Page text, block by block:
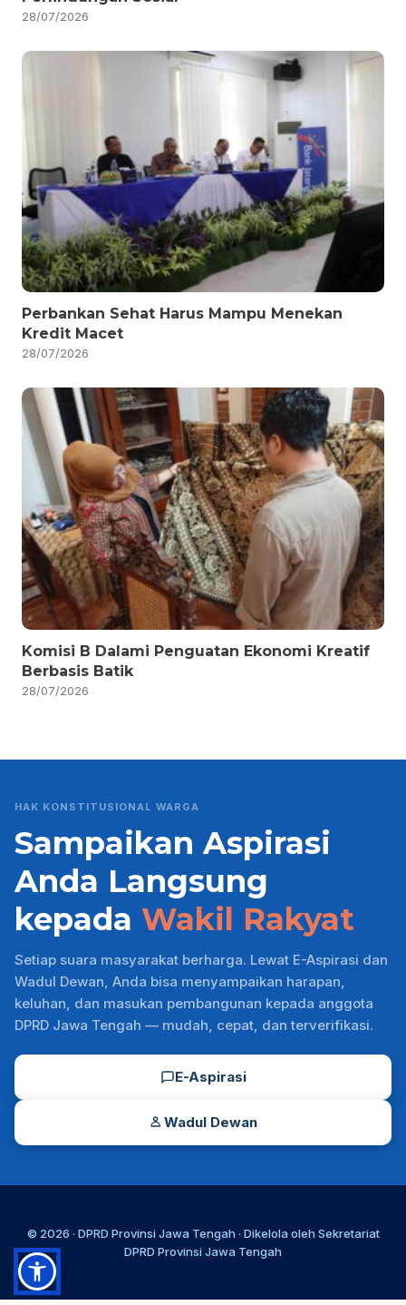
28/07/2026
Perbankan Sehat Harus Mampu Menekan
Kredit Macet
28/07/2026
Komisi B Dalami Penguatan Ekonomi Kreatif
Berbasis Batik
28/07/2026
HAK KONSTITUSIONAL WARGA
Sampaikan Aspirasi
Anda Langsung
kepada Wakil Rakyat
Setiap suara masyarakat berharga. Lewat E-Aspirasi dan
Wadul Dewan, Anda bisa menyampaikan harapan,
keluhan, dan masukan pembangunan kepada anggota
DPRD Jawa Tengah — mudah, cepat, dan terverifikasi.
E-Aspirasi
Wadul Dewan
© 2026 · DPRD Provinsi Jawa Tengah · Dikelola oleh Sekretariat
DPRD Provinsi Jawa Tengah